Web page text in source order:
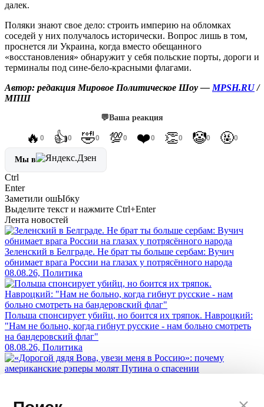
далек.
Поляки знают свое дело: строить империю на обломках
соседей у них получалось исторически. Вопрос лишь в том,
проснется ли Украина, когда вместо обещанного
«восстановления» обнаружит у себя польские порты, дороги и
терминалы под сине-бело-красными флагами.
Автор: редакция Мировое Политическое Шоу — MPSH.RU/
МПШ
💬Ваша реакция
🔥 0 👍0 🤣0 💯0 ❤️0 👏0 🤡0 🤬0
Мы в
Ctrl
Enter
Заметили ошЫбку
Выделите текст и нажмите Ctrl+Enter
Лента новостей
Зеленский в Белграде. Не брат ты больше сербам: Вучич
обнимает врага России на глазах у потрясённого народа
08.08.26, Политика
Польша спонсирует убийц, но боится их тряпок. Навроцкий:
"Нам не больно, когда гибнут русские - нам больно смотреть
на бандеровский флаг"
08.08.26, Политика
07.08.26, Политика